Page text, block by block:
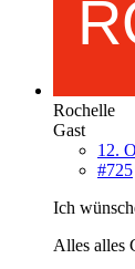
Rochelle
Gast
12.
#725
Ich
Alles alles